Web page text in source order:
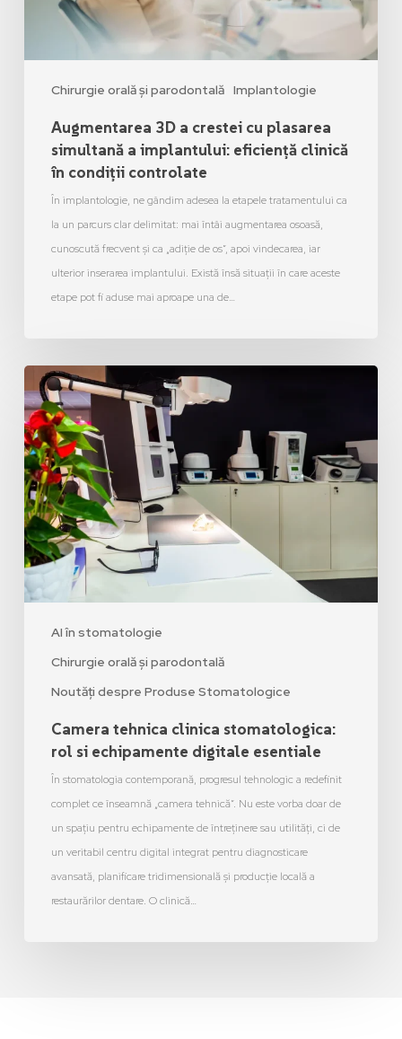
Chirurgie orală și parodontală Implantologie
Augmentarea 3D a crestei cu plasarea
simultană a implantului: eficiență clinică
în condiții controlate
În implantologie, ne gândim adesea la etapele tratamentului ca
la un parcurs clar delimitat: mai întâi augmentarea osoasă,
cunoscută frecvent și ca „adiție de os”, apoi vindecarea, iar
ulterior inserarea implantului. Există însă situații în care aceste
etape pot fi aduse mai aproape una de…
AI în stomatologie
Chirurgie orală și parodontală
Noutăți despre Produse Stomatologice
Camera tehnica clinica stomatologica:
rol si echipamente digitale esentiale
În stomatologia contemporană, progresul tehnologic a redefinit
complet ce înseamnă „camera tehnică”. Nu este vorba doar de
un spațiu pentru echipamente de întreținere sau utilități, ci de
un veritabil centru digital integrat pentru diagnosticare
avansată, planificare tridimensională și producție locală a
restaurărilor dentare. O clinică…